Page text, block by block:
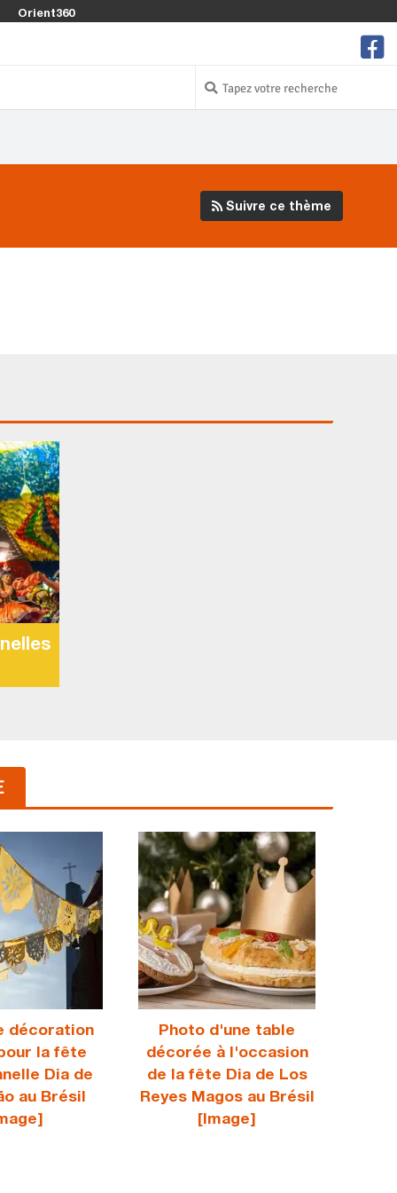
Orient360
Suivre ce thème
décoration
la fête
Dia de
au Brésil
Photo d'une table
décorée à l'occasion
de la fête Dia de Los
Reyes Magos au Brésil
[Image]